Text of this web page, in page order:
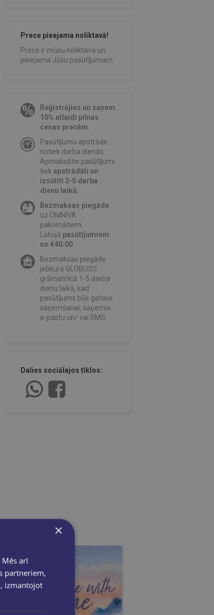
Prece pieejama noliktavā!
Prece ir mūsu noliktavā un
pieejama Jūsu pasūtījumam.
Reģistrējies un saņem
10% atlaidi pilnas
cenas precēm.
Pasūtījumu apstrāde
notiek darba dienās.
Apmaksātie pasūtījumi
tiekapstrādāti un
izsūtīti 2-5 darba
dienu laikā.
Bezmaksas piegāde
uz OMNIVA
pakomātiem
Latvijā pasūtījumiem
no €40.00.
Bezmaksas piegāde
jebkurā GLOBUSS
grāmatnīcā 1-5 darba
dienu laikā, kad
pasūtījums būs gatavs
saņemšanai, saņemsi
e-pastu un/ vai SMS.
Dalies sociālajos tīklos:
×
arī
partneriem,
izmantojot